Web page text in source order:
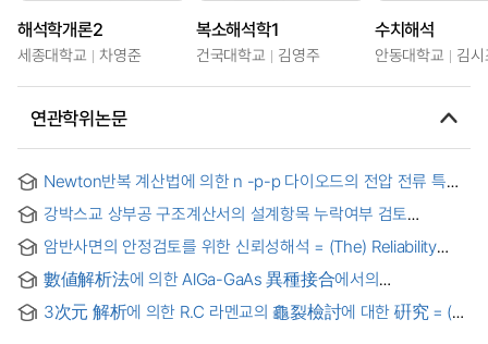
해석학개론2
세종대학교 차영준
복소해석학1
건국대학교 김영주
수치해석
안동대학교 김
연관학위논문
Newton반복 계산법에 의한 n -p-p 다이오드의 전압 전류 특성
강박스교 상부공 구조계산서의 설계항목 누락여부 검토
암반사면의 안정검토를 위한 신뢰성해석 = (The) Reliability
數値解析法에 의한 AlGa-GaAs 異種接合에서의
3次元 解析에 의한 R.C 라멘교의 龜裂檢討에 대한 硏究 = (A)